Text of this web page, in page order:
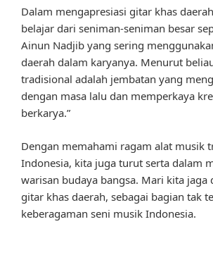
Dalam mengapresiasi gitar khas
belajar dari seniman-seniman besar
Ainun Nadjib yang sering
daerah dalam karyanya. Menurut
tradisional adalah jembatan yang
dengan masa lalu dan memperkaya
berkarya.”
Dengan memahami ragam alat musik
Indonesia, kita juga turut serta dalam
warisan budaya bangsa. Mari kita jaga
gitar khas daerah, sebagai bagian tak
keberagaman seni musik Indonesia.